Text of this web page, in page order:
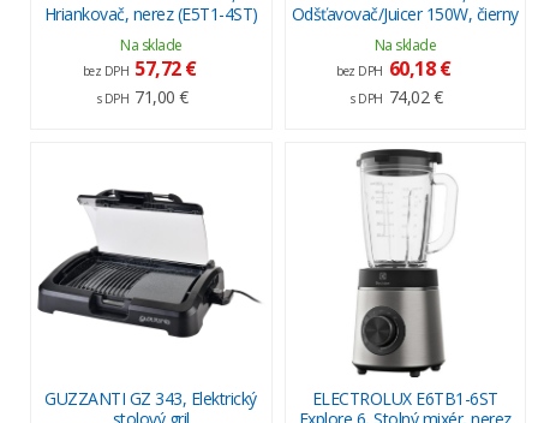
Hriankovač, nerez (E5T1-4ST)
Na sklade
bez DPH 57,72 €
s DPH 71,00 €
Odšťavovač/Juicer 150W, čierny
Na sklade
bez DPH 60,18 €
s DPH 74,02 €
GUZZANTI GZ 343, Elektrický
stolový gril
ELECTROLUX E6TB1-6ST
Explore 6, Stolný mixér, nerez